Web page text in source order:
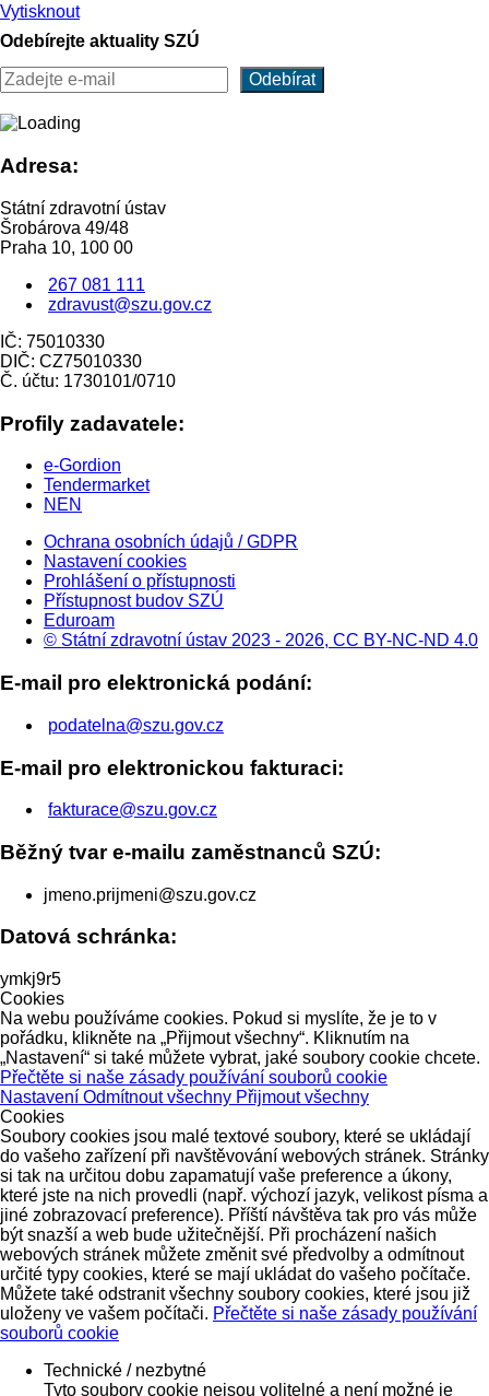
Vytisknout
Odebírejte aktuality SZÚ
Adresa:
Státní zdravotní ústav
Šrobárova 49/48
Praha 10, 100 00
267 081 111
zdravust@szu.gov.cz
IČ: 75010330
DIČ: CZ75010330
Č. účtu: 1730101/0710
Profily zadavatele:
e-Gordion
Tendermarket
NEN
Ochrana osobních údajů / GDPR
Nastavení cookies
Prohlášení o přístupnosti
Přístupnost budov SZÚ
Eduroam
© Státní zdravotní ústav 2023 - 2026, CC BY-NC-ND 4.0
E-mail pro elektronická podání:
podatelna@szu.gov.cz
E-mail pro elektronickou fakturaci:
fakturace@szu.gov.cz
Běžný tvar e-mailu zaměstnanců SZÚ:
jmeno.prijmeni@szu.gov.cz
Datová schránka:
ymkj9r5
Cookies
Na webu používáme cookies. Pokud si myslíte, že je to v
pořádku, klikněte na „Přijmout všechny“. Kliknutím na
„Nastavení“ si také můžete vybrat, jaké soubory cookie chcete.
Přečtěte si naše zásady používání souborů cookie
Nastavení Odmítnout všechny Přijmout všechny
Cookies
Soubory cookies jsou malé textové soubory, které se ukládají
do vašeho zařízení při navštěvování webových stránek. Stránky
si tak na určitou dobu zapamatují vaše preference a úkony,
které jste na nich provedli (např. výchozí jazyk, velikost písma a
jiné zobrazovací preference). Příští návštěva tak pro vás může
být snazší a web bude užitečnější. Při procházení našich
webových stránek můžete změnit své předvolby a odmítnout
určité typy cookies, které se mají ukládat do vašeho počítače.
Můžete také odstranit všechny soubory cookies, které jsou již
uloženy ve vašem počítači. Přečtěte si naše zásady používání
souborů cookie
Technické / nezbytné
Tyto soubory cookie nejsou volitelné a není možné je